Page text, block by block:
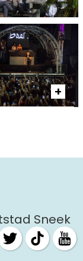
Sneek